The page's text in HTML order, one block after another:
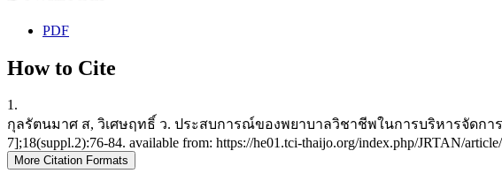
PDF
How to Cite
1.
กุลรัตนมาศ ส, วิเศษฤทธิ์ ว. ประสบการณ์ของพยาบาลวิชาชีพในการบริหารจัดการ ก
7];18(suppl.2):76-84. available from: https://he01.tci-thaijo.org/index.php/JRTAN/
More Citation Formats